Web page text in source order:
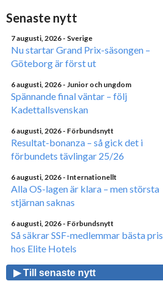
Senaste nytt
7 augusti, 2026 - Sverige
Nu startar Grand Prix-säsongen –
Göteborg är först ut
6 augusti, 2026 - Junior och ungdom
Spännande final väntar – följ
Kadettallsvenskan
6 augusti, 2026 - Förbundsnytt
Resultat-bonanza – så gick det i
förbundets tävlingar 25/26
6 augusti, 2026 - Internationellt
Alla OS-lagen är klara – men största
stjärnan saknas
6 augusti, 2026 - Förbundsnytt
Så säkrar SSF-medlemmar bästa pris
hos Elite Hotels
▶ Till senaste nytt